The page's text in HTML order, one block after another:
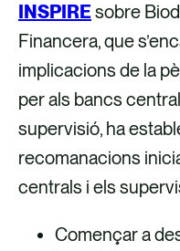
INSPIREsobre
Financera, que
implicacions de la
per als bancs
supervisió, ha
recomanacions
centrals i els
Començar a